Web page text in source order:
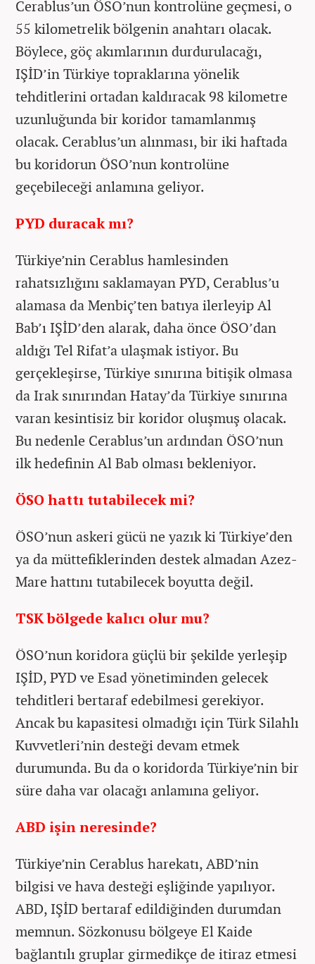
Cerablus’un ÖSO’nun kontrolüne geçmesi, o
55 kilometrelik bölgenin anahtarı olacak.
Böylece, göç akımlarının durdurulacağı,
IŞİD’in Türkiye topraklarına yönelik
tehditlerini ortadan kaldıracak 98 kilometre
uzunluğunda bir koridor tamamlanmış
olacak. Cerablus’un alınması, bir iki haftada
bu koridorun ÖSO’nun kontrolüne
geçebileceği anlamına geliyor.
PYD duracak mı?
Türkiye’nin Cerablus hamlesinden
rahatsızlığını saklamayan PYD, Cerablus’u
alamasa da Menbiç’ten batıya ilerleyip Al
Bab’ı IŞİD’den alarak, daha önce ÖSO’dan
aldığı Tel Rifat’a ulaşmak istiyor. Bu
gerçekleşirse, Türkiye sınırına bitişik olmasa
da Irak sınırından Hatay’da Türkiye sınırına
varan kesintisiz bir koridor oluşmuş olacak.
Bu nedenle Cerablus’un ardından ÖSO’nun
ilk hedefinin Al Bab olması bekleniyor.
ÖSO hattı tutabilecek mi?
ÖSO’nun askeri gücü ne yazık ki Türkiye’den
ya da müttefiklerinden destek almadan Azez-
Mare hattını tutabilecek boyutta değil.
TSK bölgede kalıcı olur mu?
ÖSO’nun koridora güçlü bir şekilde yerleşip
IŞİD, PYD ve Esad yönetiminden gelecek
tehditleri bertaraf edebilmesi gerekiyor.
Ancak bu kapasitesi olmadığı için Türk Silahlı
Kuvvetleri’nin desteği devam etmek
durumunda. Bu da o koridorda Türkiye’nin bir
süre daha var olacağı anlamına geliyor.
ABD işin neresinde?
Türkiye’nin Cerablus harekatı, ABD’nin
bilgisi ve hava desteği eşliğinde yapılıyor.
ABD, IŞİD bertaraf edildiğinden durumdan
memnun. Sözkonusu bölgeye El Kaide
bağlantılı gruplar girmedikçe de itiraz etmesi